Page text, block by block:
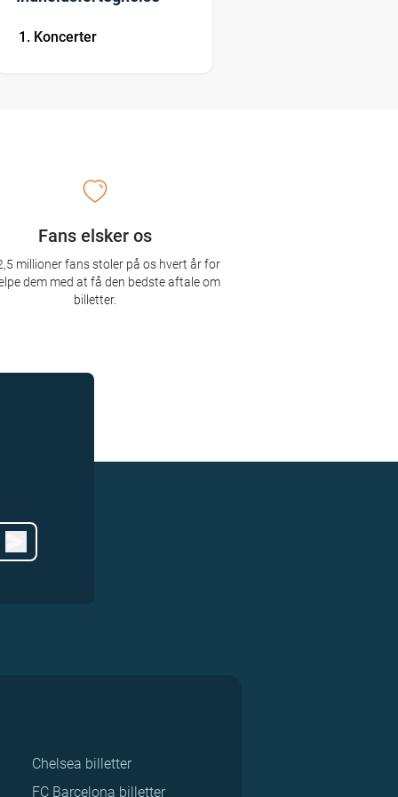
Koncerter
Fans elsker os
millioner fans stoler på os hvert år for
dem med at få den bedste aftale om
billetter.
Chelsea billetter
FC Barcelona billetter